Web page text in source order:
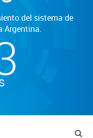
del sistema de
Argentina.